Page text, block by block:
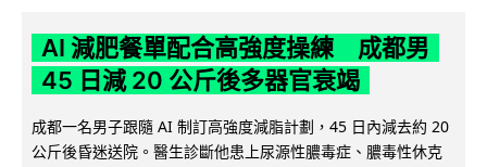
AI 減肥餐單配合高強度操練 成都男
45 日減 20 公斤後多器官衰竭
成都一名男子跟隨 AI 制訂高強度減脂計劃，45 日內減去約 20
公斤後昏迷送院。醫生診斷他患上尿源性膿毒症、膿毒性休克